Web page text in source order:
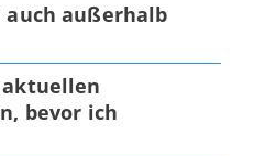
auch außerhalb
bevor ich